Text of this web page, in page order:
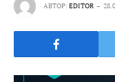
АВТОР:EDITOR